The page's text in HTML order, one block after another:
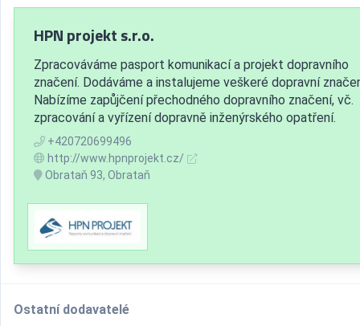
HPN projekt s.r.o.
Zpracováváme pasport komunikací a projekt dopravního
značení. Dodáváme a instalujeme veškeré dopravní
Nabízíme zapůjčení přechodného dopravního značení, vč.
zpracování a vyřízení dopravně inženýrského opatření.
+420720699496
http://www.hpnprojekt.cz/
Obrataň 93, Obrataň
Ostatní dodavatelé